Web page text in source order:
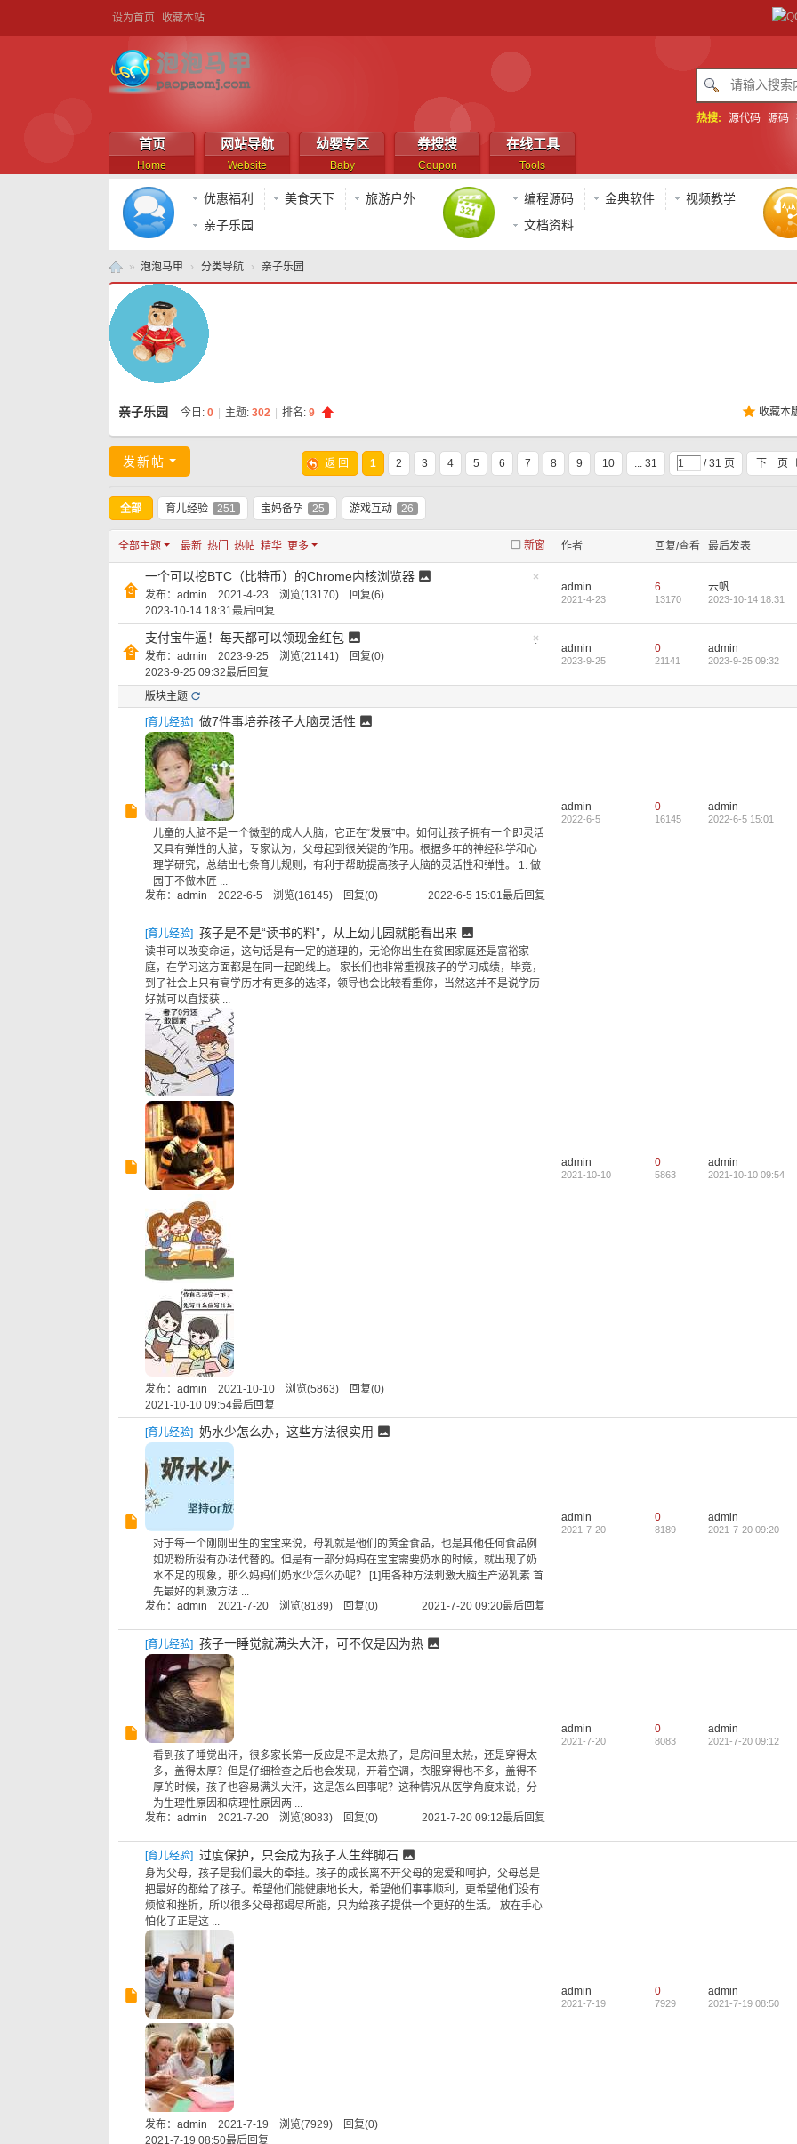
设为首页 收藏本站
要
热搜: 源代码 源码
首页
Home
网站导航
Website
幼婴专区
Baby
券搜搜
Coupon
在线工具
Tools
优惠福利 美食天下
旅游户外
亲子乐园
编程源码 金典软件
视频教学
文档资料
泡
马
甲
» 泡泡马甲 › 分类导航 › 亲子乐园
收藏本
亲子乐园 今日: 0 主题: 302 排名: 9
1 2 3 4 5 6 7 8 9 10 ... 31 / 31 页 下一页
返 回
发新帖
全部 育儿经验 251 宝妈备孕 25 游戏互动 26
新窗
全部主题 最新 热门 热帖 精华 更多 作者 回复/查看 最后发表
一个可以挖BTC（比特币）的Chrome内核浏览器
发布： admin 2021-4-23 浏览(13170) 回复(6)
2023-10-14 18:31最后回复
admin
2021-4-23
6
13170
云帆
2023-10-14 18:31
支付宝牛逼！每天都可以领现金红包
发布： admin 2023-9-25 浏览(21141) 回复(0)
2023-9-25 09:32最后回复
admin
2023-9-25
0
21141
admin
2023-9-25 09:32
版块主题
[育儿经验] 做7件事培养孩子大脑灵活性
儿童的大脑不是一个微型的成人大脑，它正在“发展”中。如何让孩子拥有一个即灵活
又具有弹性的大脑，专家认为，父母起到很关键的作用。根据多年的神经科学和心
理学研究，总结出七条育儿规则，有利于帮助提高孩子大脑的灵活性和弹性。 1. 做
园丁不做木匠 ...
发布： admin 2022-6-5 浏览(16145) 回复(0) 2022-6-5 15:01最后回复
admin
2022-6-5
0
16145
admin
2022-6-5 15:01
[育儿经验] 孩子是不是“读书的料”，从上幼儿园就能看出来
读书可以改变命运，这句话是有一定的道理的，无论你出生在贫困家庭还是富裕家
庭，在学习这方面都是在同一起跑线上。 家长们也非常重视孩子的学习成绩，毕竟，
到了社会上只有高学历才有更多的选择，领导也会比较看重你，当然这并不是说学历
好就可以直接获 ...
发布： admin 2021-10-10 浏览(5863) 回复(0)
2021-10-10 09:54最后回复
admin
2021-10-10
0
5863
admin
2021-10-10 09:54
[育儿经验] 奶水少怎么办，这些方法很实用
对于每一个刚刚出生的宝宝来说，母乳就是他们的黄金食品，也是其他任何食品例
如奶粉所没有办法代替的。但是有一部分妈妈在宝宝需要奶水的时候，就出现了奶
水不足的现象，那么妈妈们奶水少怎么办呢？ [1]用各种方法刺激大脑生产泌乳素 首
先最好的刺激方法 ...
发布： admin 2021-7-20 浏览(8189) 回复(0) 2021-7-20 09:20最后回复
admin
2021-7-20
0
8189
admin
2021-7-20 09:20
[育儿经验] 孩子一睡觉就满头大汗，可不仅是因为热
看到孩子睡觉出汗，很多家长第一反应是不是太热了，是房间里太热，还是穿得太
多，盖得太厚？但是仔细检查之后也会发现，开着空调，衣服穿得也不多，盖得不
厚的时候，孩子也容易满头大汗，这是怎么回事呢？这种情况从医学角度来说，分
为生理性原因和病理性原因两 ...
发布： admin 2021-7-20 浏览(8083) 回复(0) 2021-7-20 09:12最后回复
admin
2021-7-20
0
8083
admin
2021-7-20 09:12
[育儿经验] 过度保护，只会成为孩子人生绊脚石
身为父母，孩子是我们最大的牵挂。孩子的成长离不开父母的宠爱和呵护，父母总是
把最好的都给了孩子。希望他们能健康地长大，希望他们事事顺利，更希望他们没有
烦恼和挫折，所以很多父母都竭尽所能，只为给孩子提供一个更好的生活。 放在手心
怕化了正是这 ...
发布： admin 2021-7-19 浏览(7929) 回复(0)
2021-7-19 08:50最后回复
admin
2021-7-19
0
7929
admin
2021-7-19 08:50
2024-
函数调用栈
hsyj95
msms_ULssAw3l